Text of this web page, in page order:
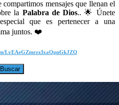
mensajes que llenan el
la Palabra de Dios.. 🌟 Únete
que es pertenecer a una
juntos. ❤️
LvEAeGZmrzxIxaQpnGkJZQ